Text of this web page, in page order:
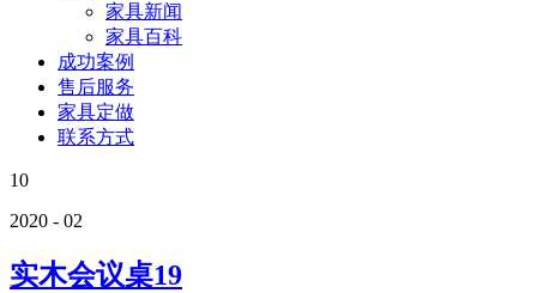
家具新闻
家具百科
成功案例
售后服务
家具定做
联系方式
10
2020 - 02
实木会议桌19